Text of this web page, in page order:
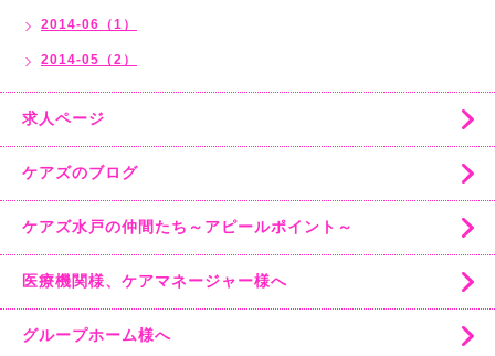
2014-06（1）
2014-05（2）
求人ページ
ケアズのブログ
ケアズ水戸の仲間たち～アピールポイント～
医療機関様、ケアマネージャー様へ
グループホーム様へ